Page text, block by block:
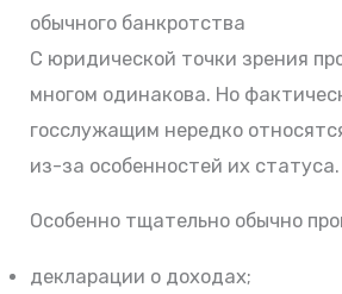
обычного банкротства
С юридической точки зрения
многом одинакова. Но
госслужащим нередко
из-за особенностей их статуса.
Особенно тщательно обычно
декларации о доходах;